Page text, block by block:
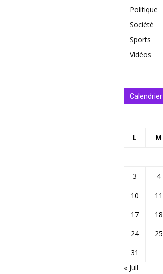
Politique
Société
Sports
Vidéos
Calendrier
L M
3
4
10
11
17
18
24
25
31
« Juil